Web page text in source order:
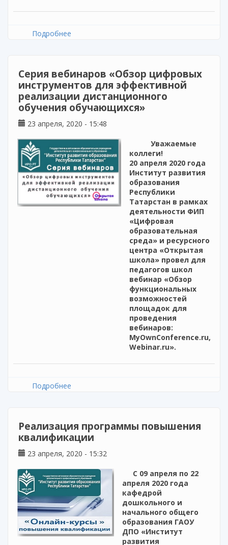
Подробнее
Серия вебинаров «Обзор цифровых
инструментов для эффективной
реализации дистанционного
обучения обучающихся»
23 апреля, 2020 - 15:48
Уважаемые
коллеги!
20 апреля 2020 года
Институт развития
образования
Республики
Татарстан в рамках
деятельности ФИП
«Цифровая
образовательная
среда» и ресурсного
центра «Открытая
школа» провел для
педагогов школ
вебинар «Обзор
функциональных
возможностей
площадок для
проведения
вебинаров:
MyOwnConference.ru,
Webinar.ru».
Подробнее
Реализация программы повышения
квалификации
23 апреля, 2020 - 15:32
С 09 апреля по 22
апреля 2020 года
кафедрой
дошкольного и
начального общего
образования ГАОУ
ДПО «Институт
развития